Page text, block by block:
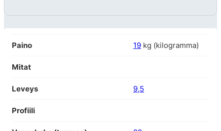
Paino 19 kg (kilogramma)
Mitat
Leveys 9,5
Profiili